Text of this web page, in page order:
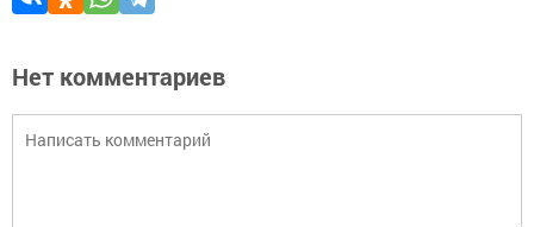
Нет комментариев